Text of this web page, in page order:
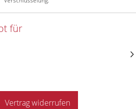
für
Vertrag widerrufen